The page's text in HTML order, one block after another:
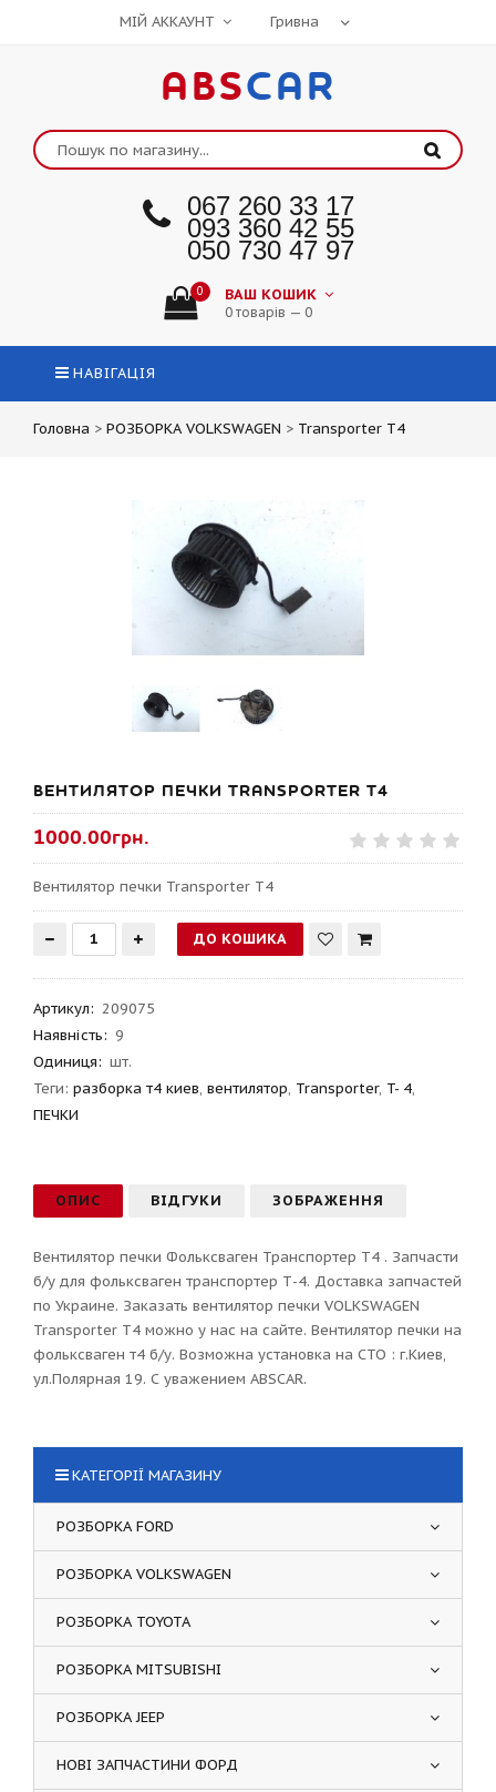
МІЙ АККАУНТ
ABSCAR
067 260 33 17
093 360 42 55
050 730 47 97
0 ВАШ КОШИК
0 товарів — 0
НАВІГАЦІЯ
Головна > РОЗБОРКА VOLKSWAGEN > Transporter T4
ВЕНТИЛЯТОР ПЕЧКИ TRANSPORTER T4
1000.00грн.
Вентилятор печки Transporter T4
Артикул: 209075
Наявність: 9
Одиниця: шт.
Теги: разборка т4 киев, вентилятор, Transporter, T- 4,
ПЕЧКИ
ОПИС ВІДГУКИ ЗОБРАЖЕННЯ
Вентилятор печки Фольксваген Транспортер T4 . Запчасти
б/у для фольксваген транспортер Т-4. Доставка запчастей
по Украине. Заказать вентилятор печки VOLKSWAGEN
Transporter T4 можно у нас на сайте. Вентилятор печки на
фольксваген т4 б/у. Возможна установка на СТО : г.Киев,
ул.Полярная 19. С уважением ABSCAR.
КАТЕГОРІЇ МАГАЗИНУ
РОЗБОРКА FORD
РОЗБОРКА VOLKSWAGEN
РОЗБОРКА TOYOTA
РОЗБОРКА MITSUBISHI
РОЗБОРКА JEEP
НОВІ ЗАПЧАСТИНИ ФОРД